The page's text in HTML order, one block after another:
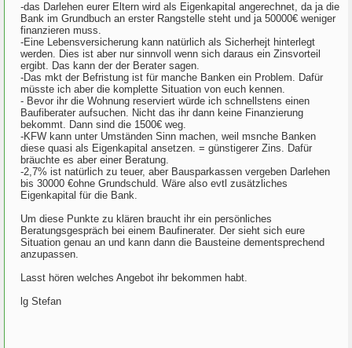
-das Darlehen eurer Eltern wird als Eigenkapital angerechnet, da ja die
Bank im Grundbuch an erster Rangstelle steht und ja 50000€ weniger
finanzieren muss.
-Eine Lebensversicherung kann natürlich als Sicherhejt hinterlegt
werden. Dies ist aber nur sinnvoll wenn sich daraus ein Zinsvorteil
ergibt. Das kann der der Berater sagen.
-Das mkt der Befristung ist für manche Banken ein Problem. Dafür
müsste ich aber die komplette Situation von euch kennen.
- Bevor ihr die Wohnung reserviert würde ich schnellstens einen
Baufiberater aufsuchen. Nicht das ihr dann keine Finanzierung
bekommt. Dann sind die 1500€ weg.
-KFW kann unter Umständen Sinn machen, weil msnche Banken
diese quasi als Eigenkapital ansetzen. = günstigerer Zins. Dafür
bräuchte es aber einer Beratung.
-2,7% ist natürlich zu teuer, aber Bausparkassen vergeben Darlehen
bis 30000 €ohne Grundschuld. Wäre also evtl zusätzliches
Eigenkapital für die Bank.
Um diese Punkte zu klären braucht ihr ein persönliches
Beratungsgespräch bei einem Baufinerater. Der sieht sich eure
Situation genau an und kann dann die Bausteine dementsprechend
anzupassen.
Lasst hören welches Angebot ihr bekommen habt.
lg Stefan